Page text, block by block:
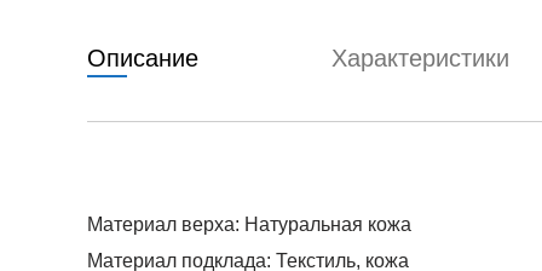
Описание Характеристики
Материал верха: Натуральная кожа
Материал подклада: Текстиль, кожа